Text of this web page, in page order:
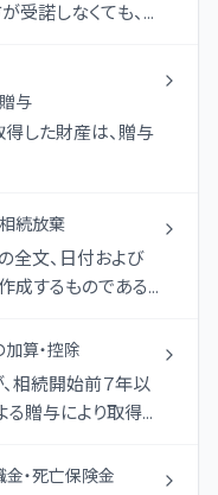
受諾しなくても、そ
与
した財産は、贈与
続放棄
全文、日付および
成するものである
し支えない。
算・控除
相続開始前７年以
贈与により取得し
・死亡保険金